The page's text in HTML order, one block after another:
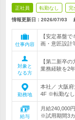
正社員 転勤なし 完
情報更新日：2026/07/03
仕事内容
【安定基盤
画・意匠設計
対象と
なる方
【第二新卒
業務経験を2
勤務地
本社／ 大阪
4F ※転勤なし
給与
月給240,000
※試用期間3カ